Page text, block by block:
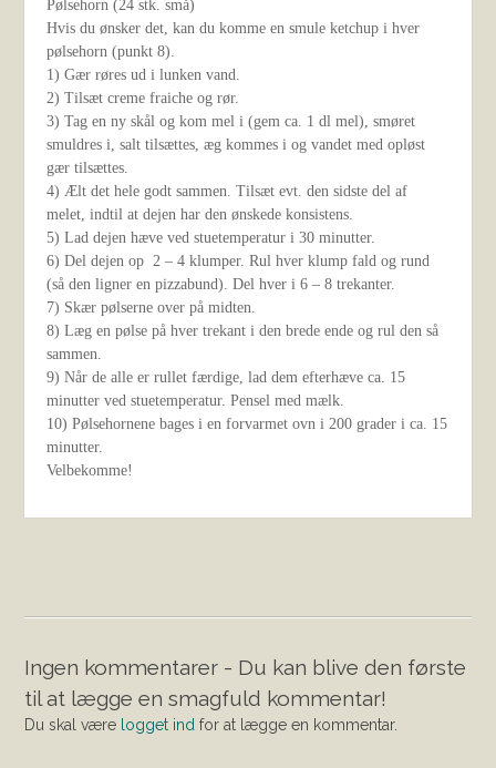
Pølsehorn (24 stk. små)
Hvis du ønsker det, kan du komme en smule ketchup i hver
pølsehorn (punkt 8).
1) Gær røres ud i lunken vand.
2) Tilsæt creme fraiche og rør.
3) Tag en ny skål og kom mel i (gem ca. 1 dl mel), smøret
smuldres i, salt tilsættes, æg kommes i og vandet med opløst
gær tilsættes.
4) Ælt det hele godt sammen. Tilsæt evt. den sidste del af
melet, indtil at dejen har den ønskede konsistens.
5) Lad dejen hæve ved stuetemperatur i 30 minutter.
6) Del dejen op 2 – 4 klumper. Rul hver klump fald og rund
(så den ligner en pizzabund). Del hver i 6 – 8 trekanter.
7) Skær pølserne over på midten.
8) Læg en pølse på hver trekant i den brede ende og rul den så
sammen.
9) Når de alle er rullet færdige, lad dem efterhæve ca. 15
minutter ved stuetemperatur. Pensel med mælk.
10) Pølsehornene bages i en forvarmet ovn i 200 grader i ca. 15
minutter.
Velbekomme!
Ingen kommentarer - Du kan blive den første
til at lægge en smagfuld kommentar!
Du skal være logget ind for at lægge en kommentar.